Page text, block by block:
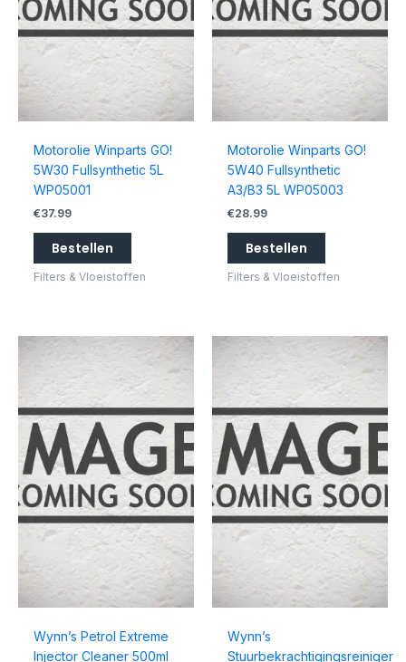
Motorolie Winparts GO!
5W30 Fullsynthetic 5L
WP05001
€37.99
Bestellen
Filters & Vloeistoffen
Motorolie Winparts GO!
5W40 Fullsynthetic
A3/B3 5L WP05003
€28.99
Bestellen
Filters & Vloeistoffen
Wynn’s Petrol Extreme
Injector Cleaner 500ml
Wynn’s
Stuurbekrachtigingsreiniger